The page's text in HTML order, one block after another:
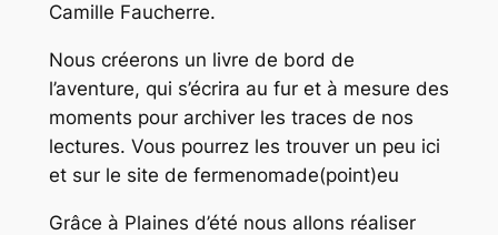
Camille Faucherre.
Nous créerons un livre de bord de
l’aventure, qui s’écrira au fur et à mesure des
moments pour archiver les traces de nos
lectures. Vous pourrez les trouver un peu ici
et sur le site de fermenomade(point)eu
Grâce à Plaines d’été nous allons réaliser